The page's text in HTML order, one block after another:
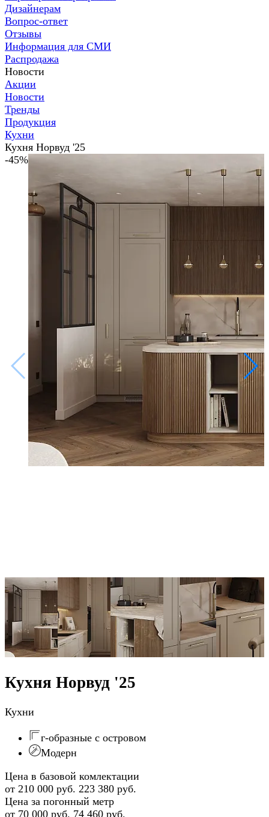
Дизайнерам
Вопрос-ответ
Отзывы
Информация для СМИ
Распродажа
Новости
Акции
Новости
Тренды
Продукция
Кухни
Кухня Норвуд '25
-45%
Кухня Норвуд '25
Кухни
г-образные с островом
Модерн
Цена в базовой комлектации
от 210 000 руб. 223 380 руб.
Цена за погонный метр
от 70 000 руб. 74 460 руб.